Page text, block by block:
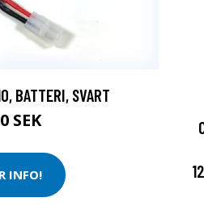
BATTERI, SVART
SEK
INFO!